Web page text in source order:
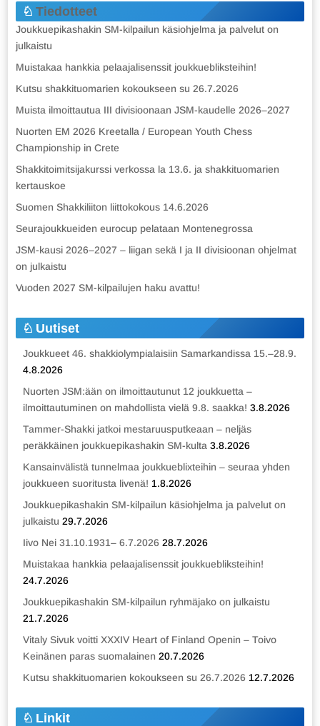
Tiedotteet
Joukkuepikashakin SM-kilpailun käsiohjelma ja palvelut on
julkaistu
Muistakaa hankkia pelaajalisenssit joukkuebliksteihin!
Kutsu shakkituomarien kokoukseen su 26.7.2026
Muista ilmoittautua III divisioonaan JSM-kaudelle 2026–2027
Nuorten EM 2026 Kreetalla / European Youth Chess
Championship in Crete
Shakkitoimitsijakurssi verkossa la 13.6. ja shakkituomarien
kertauskoe
Suomen Shakkiliiton liittokokous 14.6.2026
Seurajoukkueiden eurocup pelataan Montenegrossa
JSM-kausi 2026–2027 – liigan sekä I ja II divisioonan ohjelmat
on julkaistu
Vuoden 2027 SM-kilpailujen haku avattu!
Uutiset
Joukkueet 46. shakkiolympialaisiin Samarkandissa 15.–28.9.
4.8.2026
Nuorten JSM:ään on ilmoittautunut 12 joukkuetta –
ilmoittautuminen on mahdollista vielä 9.8. saakka! 3.8.2026
Tammer-Shakki jatkoi mestaruusputkeaan – neljäs
peräkkäinen joukkuepikashakin SM-kulta 3.8.2026
Kansainvälistä tunnelmaa joukkueblixteihin – seuraa yhden
joukkueen suoritusta livenä! 1.8.2026
Joukkuepikashakin SM-kilpailun käsiohjelma ja palvelut on
julkaistu 29.7.2026
Iivo Nei 31.10.1931– 6.7.2026 28.7.2026
Muistakaa hankkia pelaajalisenssit joukkuebliksteihin!
24.7.2026
Joukkuepikashakin SM-kilpailun ryhmäjako on julkaistu
21.7.2026
Vitaly Sivuk voitti XXXIV Heart of Finland Openin – Toivo
Keinänen paras suomalainen 20.7.2026
Kutsu shakkituomarien kokoukseen su 26.7.2026 12.7.2026
Linkit